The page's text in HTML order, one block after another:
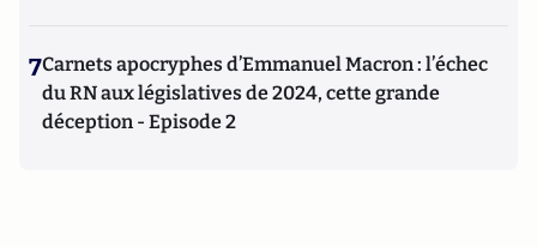
7Carnets apocryphes d’Emmanuel Macron : l’échec
du RN aux législatives de 2024, cette grande
déception - Episode 2